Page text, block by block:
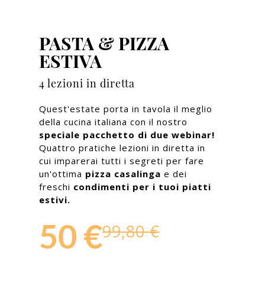
PASTA & PIZZA
ESTIVA
4 lezioni in diretta
Quest'estate porta in tavola il meglio
della cucina italiana con il nostro
speciale pacchetto di due webinar!
Quattro pratiche lezioni in diretta in
cui imparerai tutti i segreti per fare
un'ottima pizza casalinga e dei
freschi condimenti per i tuoi piatti
estivi.
50 €99,80 €